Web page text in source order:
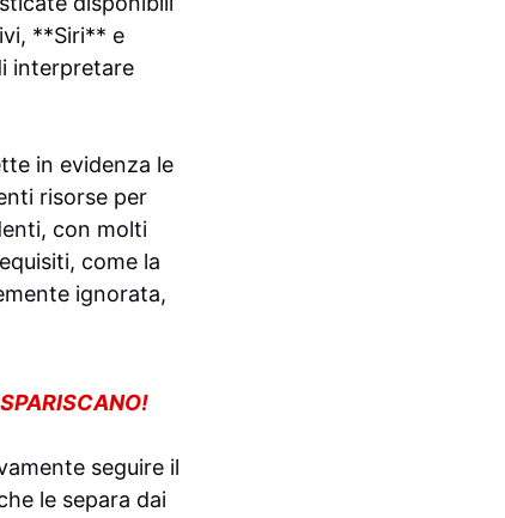
**Siri** e
interpretare
in evidenza le
risorse per
con molti
come la
ignorata,
seguire il
le separa dai